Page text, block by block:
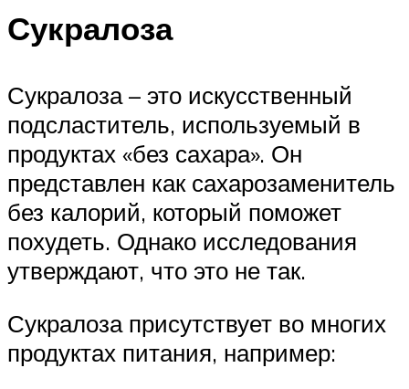
Сукралоза
Сукралоза – это искусственный
подсластитель, используемый в
продуктах «без сахара». Он
представлен как сахарозаменитель
без калорий, который поможет
похудеть. Однако исследования
утверждают, что это не так.
Сукралоза присутствует во многих
продуктах питания, например: